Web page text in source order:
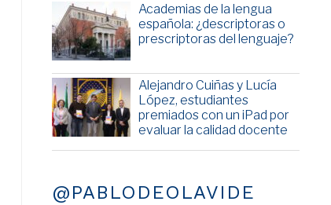
Academias de la lengua
española: ¿descriptoras o
prescriptoras del lenguaje?
Alejandro Cuiñas y Lucía
López, estudiantes
premiados con un iPad por
evaluar la calidad docente
@PABLODEOLAVIDE